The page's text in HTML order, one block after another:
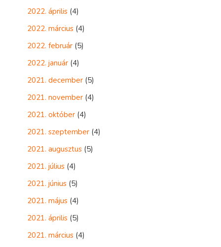
2022. április (4)
2022. március (4)
2022. február (5)
2022. január (4)
2021. december (5)
2021. november (4)
2021. október (4)
2021. szeptember (4)
2021. augusztus (5)
2021. július (4)
2021. június (5)
2021. május (4)
2021. április (5)
2021. március (4)